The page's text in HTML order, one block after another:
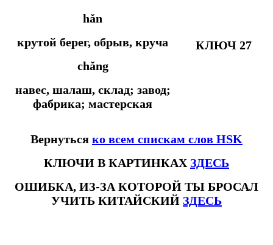
hǎn
крутой берег, обрыв, круча
chǎng
навес, шалаш, склад; завод;
фабрика; мастерская
КЛЮЧ 27
Вернуться ко всем спискам слов HSK
КЛЮЧИ В КАРТИНКАХ ЗДЕСЬ
ОШИБКА, ИЗ-ЗА КОТОРОЙ ТЫ БРОСАЛ
УЧИТЬ КИТАЙСКИЙ ЗДЕСЬ